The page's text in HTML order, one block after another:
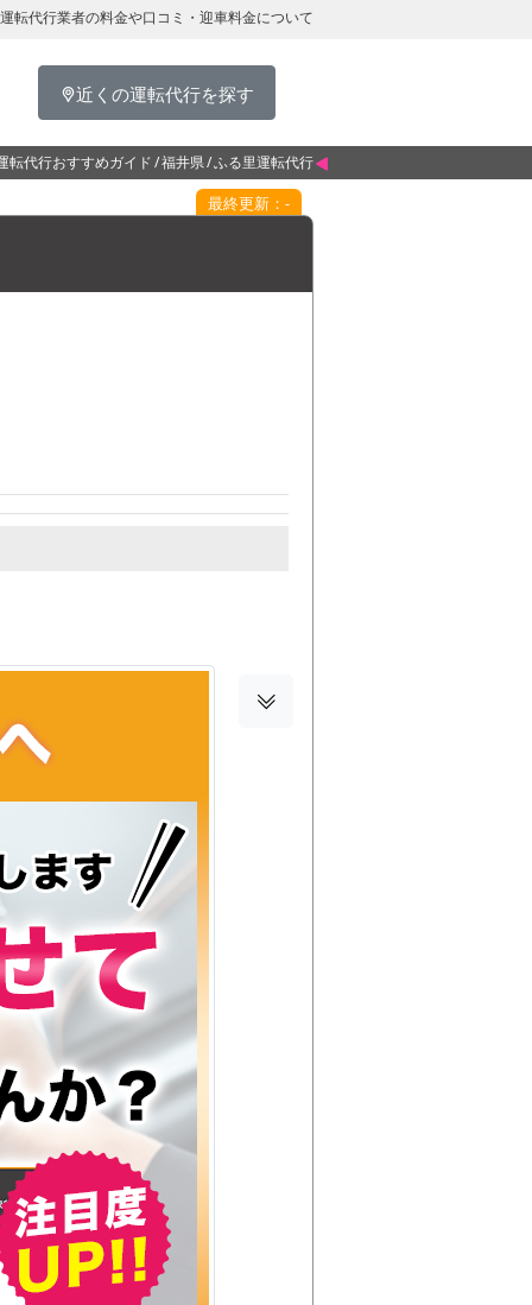
転代行業者の料金や口コミ・迎車料金について
近くの運転代行を探す
転代行おすすめガイド 福井県 ふる里運転代行
最終更新：-